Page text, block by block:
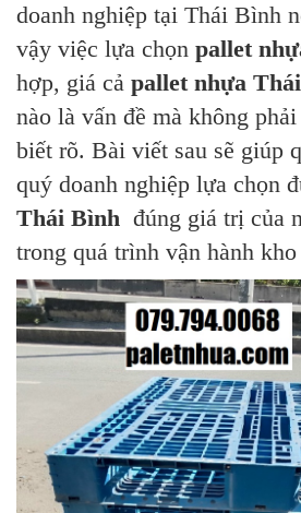
doanh nghiệp tại Thái Bình
vậy việc lựa chọn pallet
hợp, giá cả pallet nhựa
nào là vấn đề mà không
biết rõ. Bài viết sau sẽ giúp
quý doanh nghiệp lựa chọn
Thái Bình đúng giá trị của
trong quá trình vận hành kho